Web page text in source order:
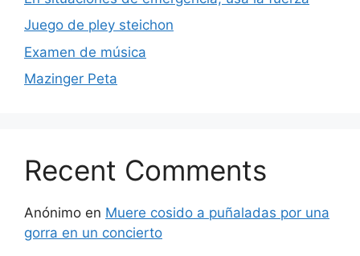
Juego de pley steichon
Examen de música
Mazinger Peta
Recent Comments
Anónimo en Muere cosido a puñaladas por una
gorra en un concierto